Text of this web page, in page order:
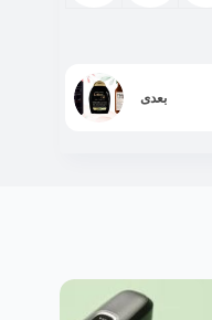
بعدی